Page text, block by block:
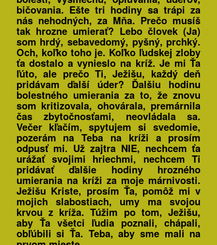
bičovania. Ešte tri hodiny sa trápi za
nás nehodných, za Mňa. Prečo musíš
tak hrozne umierať? Lebo človek (Ja)
som hrdý, sebavedomý, pyšný, prchký.
Och, koľko toho je. Koľko ľudskej zloby
ťa dostalo a vynieslo na kríž. Je mi Ťa
ľúto, ale prečo Ti, Ježišu, každý deň
pridávam ďalší úder? Ďalšiu hodinu
bolestného umierania za to, že znovu
som kritizovala, ohovárala, premárnila
čas zbytočnosťami, neovládala sa.
Večer kľačím, spytujem si svedomie,
pozerám na Teba na kríži a prosím
odpusť mi. Už zajtra NIE, nechcem ťa
urážať svojimi hriechmi, nechcem Ti
pridávať ďalšie hodiny hrozného
umierania na kríži za moje márnivosti.
Ježišu Kriste, prosím Ťa, pomôž mi v
mojich slabostiach, umy ma svojou
krvou z kríža. Túžim po tom, Ježišu,
aby Ťa všetci ľudia poznali, chápali,
obľúbili si Ťa. Teba, aby sme mali na